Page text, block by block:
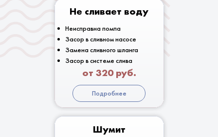
Подробнее
от 320 руб.
Неисправна помпа
Засор в сливном насосе
Замена сливного шланга
Засор в системе слива
Не сливает воду
Шумит